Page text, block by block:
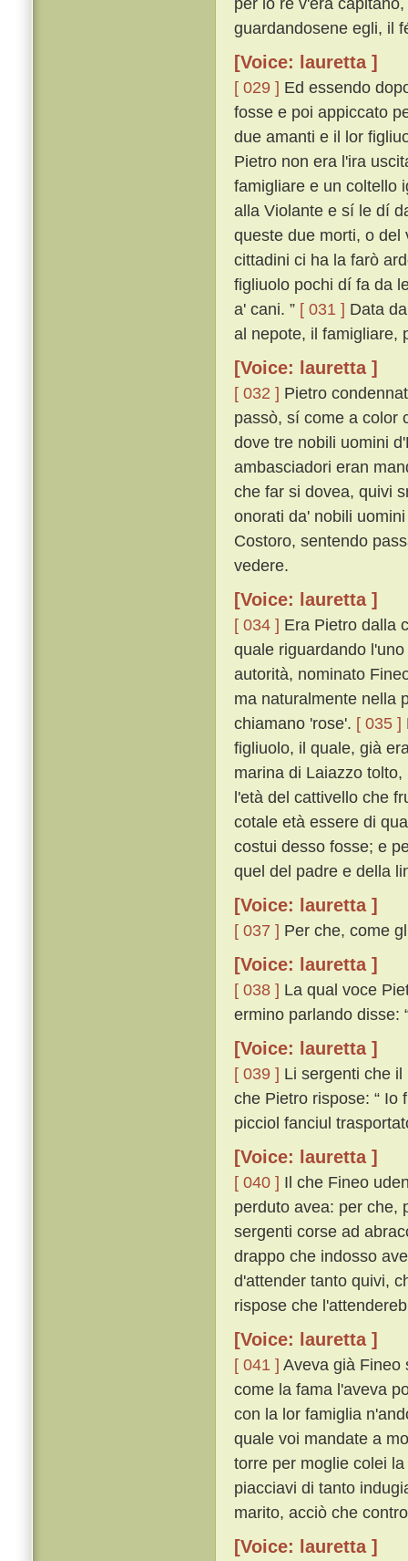
guardandosene egli, il
[Voice: lauretta ]
[ 029 ] Ed essendo
fosse e poi appiccato
due amanti e il lor
Pietro non era l'ira
famigliare e un coltello
alla Violante e sí le dí
queste due morti, o del
cittadini ci ha la farò
figliuolo pochi dí fa da
a' cani. ” [ 031 ] Data
al nepote, il famigliare,
[Voice: lauretta ]
[ 032 ] Pietro
passò, sí come a color
dove tre nobili uomini
ambasciadori eran
che far si dovea, quivi
onorati da' nobili
Costoro, sentendo
vedere.
[Voice: lauretta ]
[ 034 ] Era Pietro dalla
quale riguardando
autorità, nominato
ma naturalmente nella
chiamano 'rose'. [ 035 ]
figliuolo, il quale, già
marina di Laiazzo
l'età del cattivello che
cotale età essere di
costui desso fosse; e
quel del padre e della
[Voice: lauretta ]
[ 037 ] Per che, come
[Voice: lauretta ]
[ 038 ] La qual voce
ermino parlando disse:
[Voice: lauretta ]
[ 039 ] Li sergenti che
che Pietro rispose: “ Io
picciol fanciul
[Voice: lauretta ]
[ 040 ] Il che Fineo
perduto avea: per che,
sergenti corse ad
drappo che indosso
d'attender tanto quivi,
rispose che
[Voice: lauretta ]
[ 041 ] Aveva già Fineo
come la fama l'aveva
con la lor famiglia
quale voi mandate a
torre per moglie colei
piacciavi di tanto
marito, acciò che
[Voice: lauretta ]